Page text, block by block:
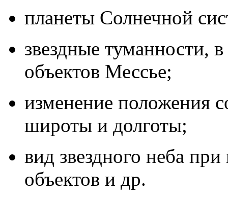
планеты Солнечной
звездные туманности,
объектов Мессье;
изменение положения
широты и долготы;
вид звездного неба
объектов и др.